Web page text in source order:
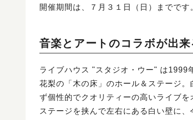
開催期間は、７月３１日（日）までです
音楽とアートのコラボが出
ライブハウス "スタジオ・ウー" は1999
花梨の「木の床」のホール＆ステージ
ず個性的でクオリティーの高いライブを
ステージを挟んで左右にある白い壁に